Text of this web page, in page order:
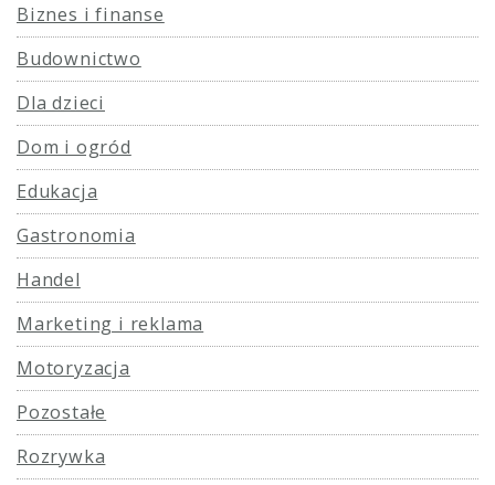
Biznes i finanse
Budownictwo
Dla dzieci
Dom i ogród
Edukacja
Gastronomia
Handel
Marketing i reklama
Motoryzacja
Pozostałe
Rozrywka